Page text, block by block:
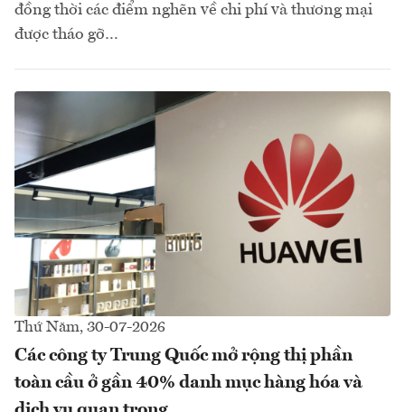
đồng thời các điểm nghẽn về chi phí và thương mại
được tháo gỡ…
Thứ Năm, 30-07-2026
Các công ty Trung Quốc mở rộng thị phần
toàn cầu ở gần 40% danh mục hàng hóa và